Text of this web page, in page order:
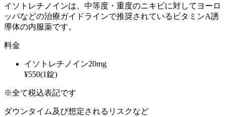
イソトレチノインは、中等度・重度のニキビに対してヨーロ
ッパなどの治療ガイドラインで推奨されているビタミンA誘
導体の内服薬です。
料金
イソトレチノイン20mg
¥550(1錠)
※全て税込表記です
ダウンタイム及び想定されるリスクなど